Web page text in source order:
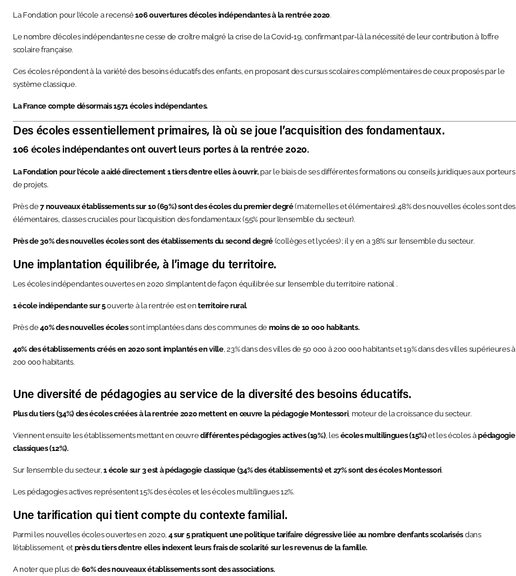
La Fondation pour l’école a recensé106 ouvertures d’écoles indépendantes à la rentrée 2020.
Le nombre d’écoles indépendantes ne cesse de croître malgré la crise de la Covid-19, confirmant par-là la nécessité de leur contribution à l’offre
scolaire française.
Ces écoles répondent à la variété des besoins éducatifs des enfants, en proposant des cursus scolaires complémentaires de ceux proposés par le
système classique.
La France compte désormais 1571 écoles indépendantes.
Des écoles essentiellement primaires, là où se joue l’acquisition des fondamentaux.
106 écoles indépendantes ont ouvert leurs portes à la rentrée 2020.
La Fondation pour l’école a aidé directement 1 tiers d’entre elles à ouvrir,par le biais de ses différentes formations ou conseils juridiques aux porteurs
de projets.
Près de7 nouveaux établissements sur 10 (69%) sont des écoles du premier degré(maternelles et élémentaires). 48% des nouvelles écoles sont des
élémentaires, classes cruciales pour l’acquisition des fondamentaux (55% pour l’ensemble du secteur).
Près de 30% des nouvelles écoles sont des établissements du second degré(collèges et lycées) ; il y en a 38% sur l’ensemble du secteur.
Une implantation équilibrée, à l’image du territoire.
Les écoles indépendantes ouvertes en 2020 s’implantent de façon équilibrée sur l’ensemble du territoire national .
1 école indépendante sur 5ouverte à la rentrée est enterritoire rural.
Près de40% des nouvelles écolessont implantées dans des communes demoins de 10 000 habitants.
40% des établissements créés en 2020 sont implantés en ville, 23% dans des villes de 50 000 à 200 000 habitants et 19% dans des villes supérieures à
200 000 habitants.
Une diversité de pédagogies au service de la diversité des besoins éducatifs.
Plus du tiers (34%) des écoles créées à la rentrée 2020 mettent en œuvre la pédagogie Montessori, moteur de la croissance du secteur.
Viennent ensuite les établissements mettant en œuvredifférentes pédagogies actives (19%), lesécoles multilingues (15%)et les écoles àpédagogie
classiques (12%).
Sur l’ensemble du secteur, 1 école sur 3 est à pédagogie classique (34% des établissements) et 27% sont des écoles Montessori.
Les pédagogies actives représentent 15% des écoles et les écoles multilingues 12%.
Une tarification qui tient compte du contexte familial.
Parmi les nouvelles écoles ouvertes en 2020, 4 sur 5 pratiquent une politique tarifaire dégressive liée au nombre d’enfants scolarisésdans
l’établissement, etprès du tiers d’entre elles indexent leurs frais de scolarité sur les revenus de la famille.
A noter que plus de60% des nouveaux établissements sont des associations.